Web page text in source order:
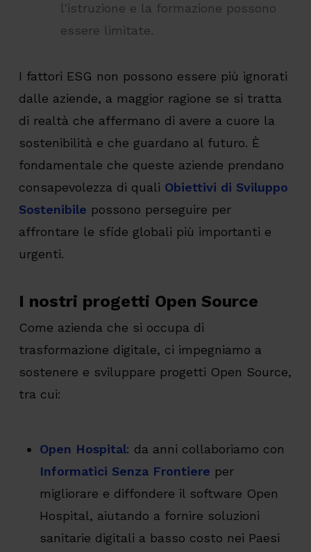
l'istruzione e la formazione possono
essere limitate.
I fattori ESG non possono essere più ignorati
dalle aziende, a maggior ragione se si tratta
di realtà che affermano di avere a cuore la
sostenibilità e che guardano al futuro. È
fondamentale che queste aziende prendano
consapevolezza di quali Obiettivi di Sviluppo
Sostenibile possono perseguire per
affrontare le sfide globali più importanti e
urgenti.
I nostri progetti Open Source
Come azienda che si occupa di
trasformazione digitale, ci impegniamo a
sostenere e sviluppare progetti Open Source,
tra cui:
Open Hospital: da anni collaboriamo con
Informatici Senza Frontiere per
migliorare e diffondere il software Open
Hospital, aiutando a fornire soluzioni
sanitarie digitali a basso costo nei Paesi